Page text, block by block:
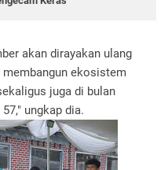
akan dirayakan ulang
ekosistem
juga di bulan
ungkap dia.